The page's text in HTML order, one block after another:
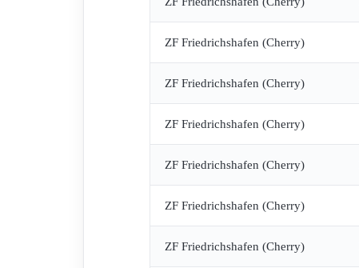
ZF Friedrichshafen (Cherry)
ZF Friedrichshafen (Cherry)
ZF Friedrichshafen (Cherry)
ZF Friedrichshafen (Cherry)
ZF Friedrichshafen (Cherry)
ZF Friedrichshafen (Cherry)